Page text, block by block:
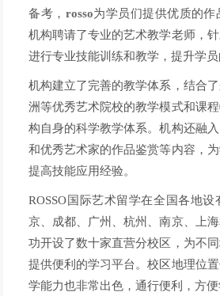
备考， rosso为学员们提供优质的作
机构聘请了专业的艺术教学老师，
进行专业技能训练和教学，提升学员
机构建立了完善的教学体系，结合
洲等优秀艺术院校的教学模式和课
构自身的科学教学体系。机构还融
和优秀艺术家的作品鉴赏等内容，
提高技能应用经验。
ROSSO国际艺术留学在全国各地
京、成都、广州、杭州、南京、上
功开设了数十家直营分校区，为不
提供便利的学习平台。校区地理位
学能力也非常出色，通行便利，方便